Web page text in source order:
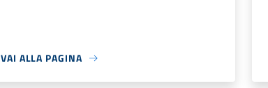
VAI ALLA PAGINA